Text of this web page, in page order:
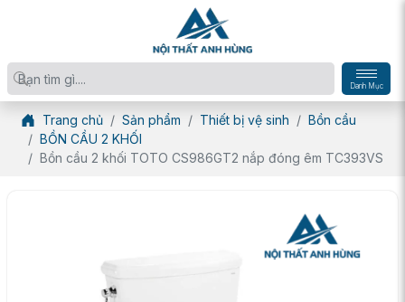
Danh Mục
Trang chủ Sản phẩm Thiết bị vệ sinh
Bồn cầu
BỒN CẦU 2 KHỐI
Bồn cầu 2 khối TOTO CS986GT2 nắp đóng êm TC393VS